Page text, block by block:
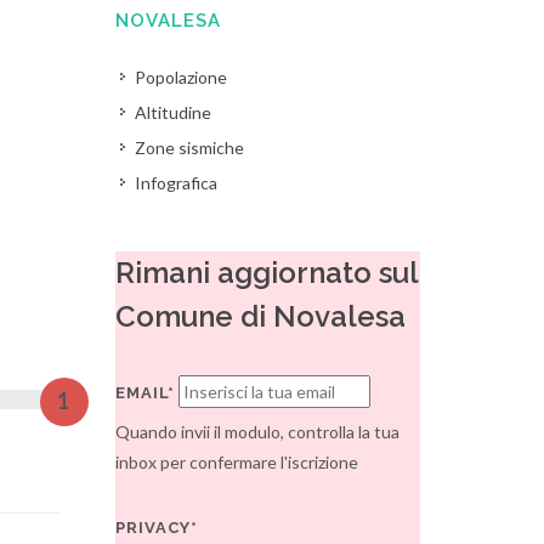
1
NOVALESA
Popolazione
Altitudine
Zone sismiche
Infografica
Rimani aggiornato sul
Comune di Novalesa
EMAIL*
Quando invii il modulo, controlla la tua
inbox per confermare l'iscrizione
PRIVACY*